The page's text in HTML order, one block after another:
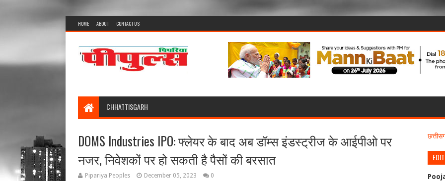
HOME ABOUT CONTACT US
CHHATTISGARH
DOMS Industries IPO: फ्लेयर के बाद अब डॉम्स इंडस्ट्रीज के आईपीओ पर
नजर, निवेशकों पर हो सकती है पैसों की बरसात
Pipariya Peoples December 05, 2023 0